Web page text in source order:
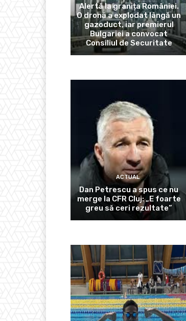
Alertă la granița României.
O dronă a explodat lângă un
gazoduct, iar premierul
Bulgariei a convocat
Consiliul de Securitate
ACTUAL
Dan Petrescu a spus ce nu
merge la CFR Cluj: „E foarte
greu să ceri rezultate”